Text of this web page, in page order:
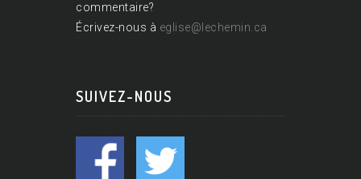
commentaire?
Écrivez-nous à eglise@lechemin.ca
SUIVEZ-NOUS